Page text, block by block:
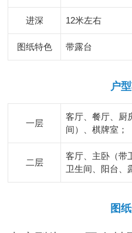
进深 12米左右
图纸特色 带露台
户
一层
客厅、餐厅、厨
间）、棋牌室；
二层
客厅、主卧（带
卫生间、阳台、
图